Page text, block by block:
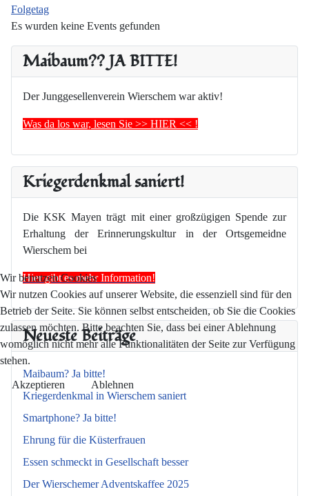
Maibaum?? JA BITTE!
Der Junggesellenverein Wierschem war aktiv!
Was da los war, lesen Sie >> HIER << !
Kriegerdenkmal saniert!
Die KSK Mayen trägt mit einer großzügigen Spende zur
Erhaltung der Erinnerungskultur in der Ortsgemeidne
Wierschem bei
Hier gibt es mehr Information!
Neueste Beiträge
Maibaum? Ja bitte!
Kriegerdenkmal in Wierschem saniert
Smartphone? Ja bitte!
Ehrung für die Küsterfrauen
Essen schmeckt in Gesellschaft besser
Der Wierschemer Adventskaffee 2025
Folgetag
Es wurden keine Events gefunden
Wir benutzen Cookies
Wir nutzen Cookies auf unserer Website, die essenziell sind für den
Betrieb der Seite. Sie können selbst entscheiden, ob Sie die Cookies
zulassen möchten. Bitte beachten Sie, dass bei einer Ablehnung
womöglich nicht mehr alle Funktionalitäten der Seite zur Verfügung
stehen.
Akzeptieren Ablehnen